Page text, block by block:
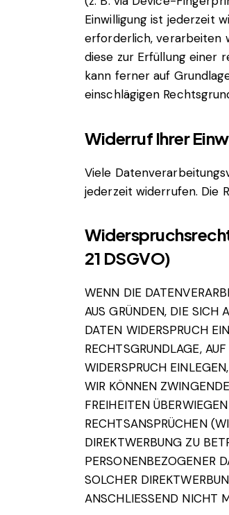
Einwilligung ist jederzeit
erforderlich, verarbeiten
diese zur Erfüllung einer
kann ferner auf
einschlägigen
Widerruf Ihrer
Viele
jederzeit widerrufen. Die
21 DSGVO)
WENN DIE
AUS GRÜNDEN, DIE SICH
DATEN WIDERSPRUCH
RECHTSGRUNDLAGE,
WIDERSPRUCH
WIR KÖNNEN
FREIHEITEN
RECHTSANSPRÜCHEN
DIREKTWERBUNG ZU
PERSONENBEZOGENER
SOLCHER
ANSCHLIESSEND NICHT